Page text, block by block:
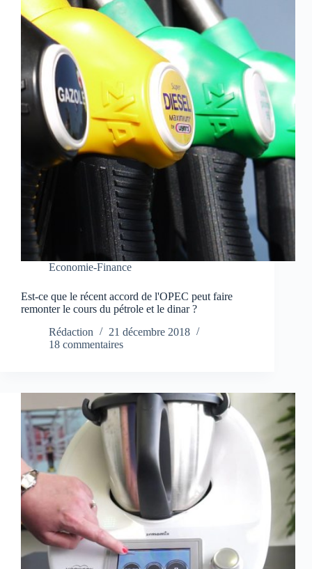
Economie-Finance
Est-ce que le récent accord de l'OPEC peut faire
remonter le cours du pétrole et le dinar ?
Rédaction
21 décembre 2018
18 commentaires